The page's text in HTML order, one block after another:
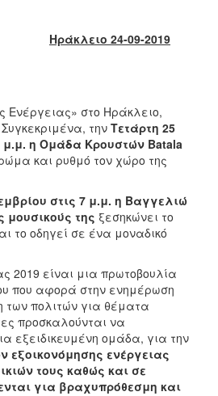
Ηράκλειο 24-09-2019
Ενέργειας» στο Ηράκλειο,
την Τετάρτη 25
μ.μ. η Ομάδα Κρουστών Batala
και ρυθμό τον χώρο της
στις 7 μ.μ. η Βαγγελιώ
της ξεσηκώνει το
το οδηγεί σε ένα μοναδικό
2019 είναι μια πρωτοβουλία
που αφορά στην ενημέρωση
των πολιτών για θέματα
προσκαλούνται να
εξειδικευμένη ομάδα, για την
εξοικονόμησης ενέργειας
τους καθώς και σε
για βραχυπρόθεσμη και